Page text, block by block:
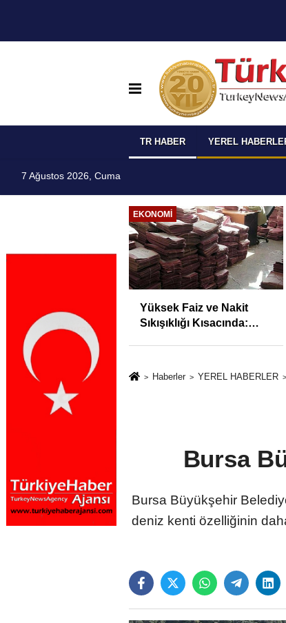
TR HABER YEREL
7 Ağustos 2026, Cuma
EĞITIM
ETSO ve İSO Arasında
İstihdam Odaklı Mesleki
Haberler YEREL HABERLER
Bursa
Bursa Büyükşehir
deniz kenti özelliğinin